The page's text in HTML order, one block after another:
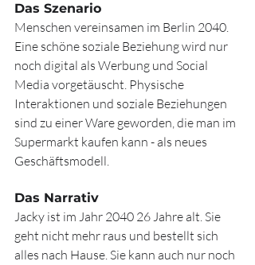
Das Szenario
Menschen vereinsamen im Berlin 2040.
Eine schöne soziale Beziehung wird nur
noch digital als Werbung und Social
Media vorgetäuscht. Physische
Interaktionen und soziale Beziehungen
sind zu einer Ware geworden, die man im
Supermarkt kaufen kann - als neues
Geschäftsmodell.
Das Narrativ
Jacky ist im Jahr 2040 26 Jahre alt. Sie
geht nicht mehr raus und bestellt sich
alles nach Hause. Sie kann auch nur noch